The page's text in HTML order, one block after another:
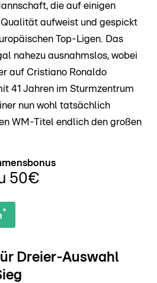
die auf einigen
Qualität aufweist und gespickt
Top-Ligen. Das
nahezu ausnahmslos, wobei
auf Cristiano Ronaldo
41 Jahren im Sturmzentrum
nun wohl tatsächlich
WM-Titel endlich den großen
50€
*
Dreier-Auswahl